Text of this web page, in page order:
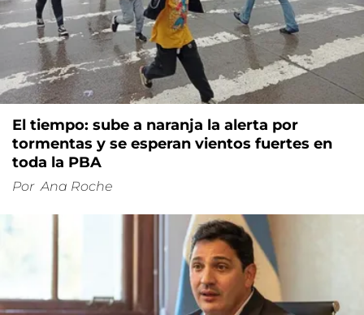
El tiempo: sube a naranja la alerta por
tormentas y se esperan vientos fuertes en
toda la PBA
Por Ana Roche